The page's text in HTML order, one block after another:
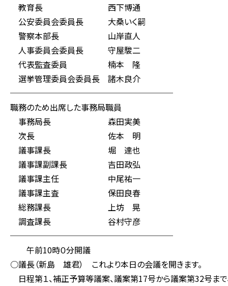
教育長 西下博通
公安委員会委員長 大桑いく嗣
警察本部長 山岸直人
人事委員会委員長 守屋駿二
代表監査委員 楠本 隆
選挙管理委員会委員長 諸木良介
────────────────────
職務のため出席した事務局職員
事務局長 森田実美
次長 佐本 明
議事課長 堀 達也
議事課副課長 吉田政弘
議事課主任 中尾祐一
議事課主査 保田良春
総務課長 上坊 晃
調査課長 谷村守彦
────────────────────
午前10時０分開議
○議長（新島 雄君） これより本日の会議を開きます。
日程第１、補正予算等議案、議案第17号から議案第32号ま